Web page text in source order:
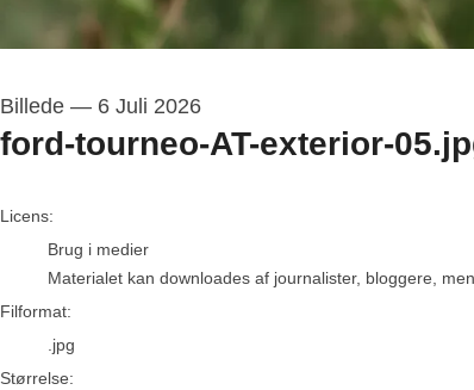
Billede — 6 Juli 2026
ford-tourneo-AT-exterior-
go to media item
Licens:
Brug i medier
Materialet kan downloades af journalister, bloggere,
Filformat:
.jpg
Størrelse: